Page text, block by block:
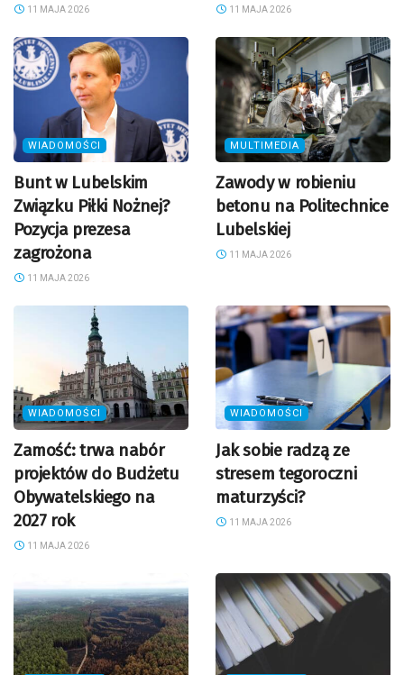
11 MAJA 2026 11 MAJA 2026
WIADOMOŚCI
Bunt w Lubelskim
Związku Piłki Nożnej?
Pozycja prezesa
zagrożona
11 MAJA 2026
MULTIMEDIA
Zawody w robieniu
betonu na Politechnice
Lubelskiej
11 MAJA 2026
WIADOMOŚCI
Zamość: trwa nabór
projektów do Budżetu
Obywatelskiego na
2027 rok
11 MAJA 2026
WIADOMOŚCI
Jak sobie radzą ze
stresem tegoroczni
maturzyści?
11 MAJA 2026